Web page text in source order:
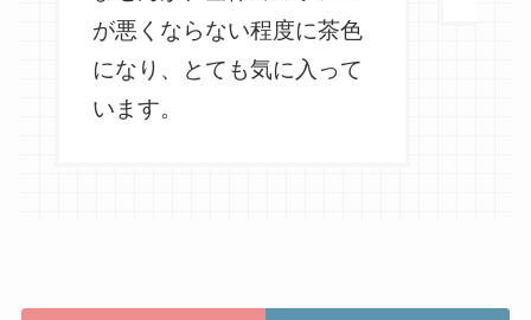
が悪くならない程度に茶色
になり、とても気に入って
います。